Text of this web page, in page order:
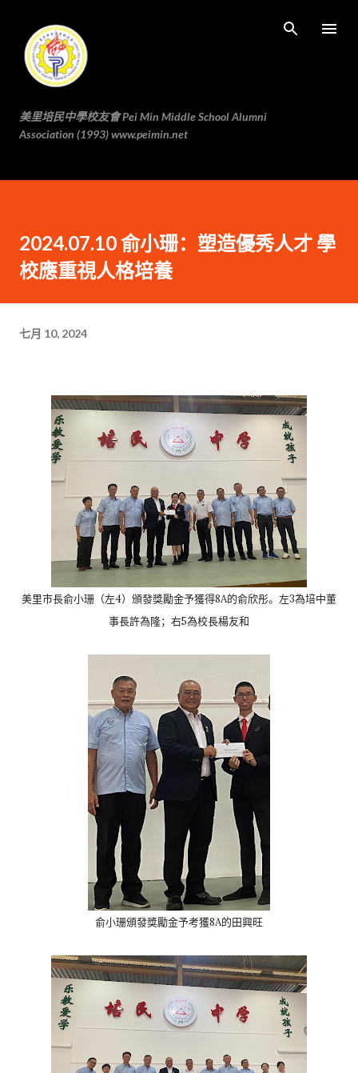
美里培民中學校友會 Pei Min Middle School Alumni
Association (1993) www.peimin.net
2024.07.10 俞小珊：塑造優秀人才 學
校應重視人格培養
七月 10, 2024
美里市長俞小珊（左4）頒發獎勵金予獲得8A的俞欣彤。 左3為培中董
事長許為隆；右5為校長楊友和
俞小珊頒發獎勵金予考獲8A的田興旺